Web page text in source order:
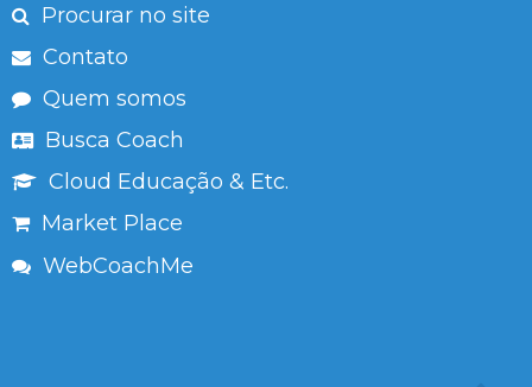
Procurar no site
Contato
Quem somos
Busca Coach
Cloud Educação & Etc.
Market Place
WebCoachMe